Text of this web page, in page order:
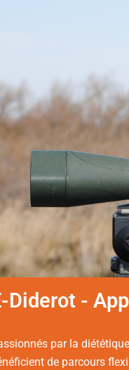
Diderot -
par la
de parcours